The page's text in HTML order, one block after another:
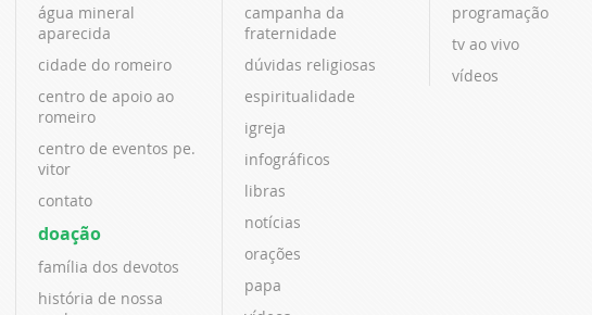
água mineral
aparecida
cidade do romeiro
centro de apoio ao
romeiro
centro de eventos pe.
vitor
contato
doação
família dos devotos
história de nossa
campanha da
fraternidade
dúvidas religiosas
espiritualidade
igreja
infográficos
libras
notícias
orações
papa
programação
tv ao vivo
vídeos